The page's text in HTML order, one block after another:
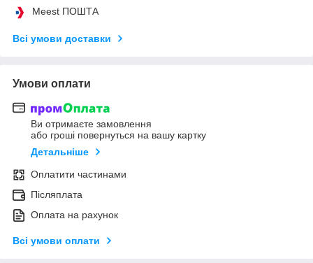
Meest ПОШТА
Всі умови доставки
Умови оплати
Ви отримаєте замовлення
або гроші повернуться на вашу картку
Детальніше
Оплатити частинами
Післяплата
Оплата на рахунок
Всі умови оплати